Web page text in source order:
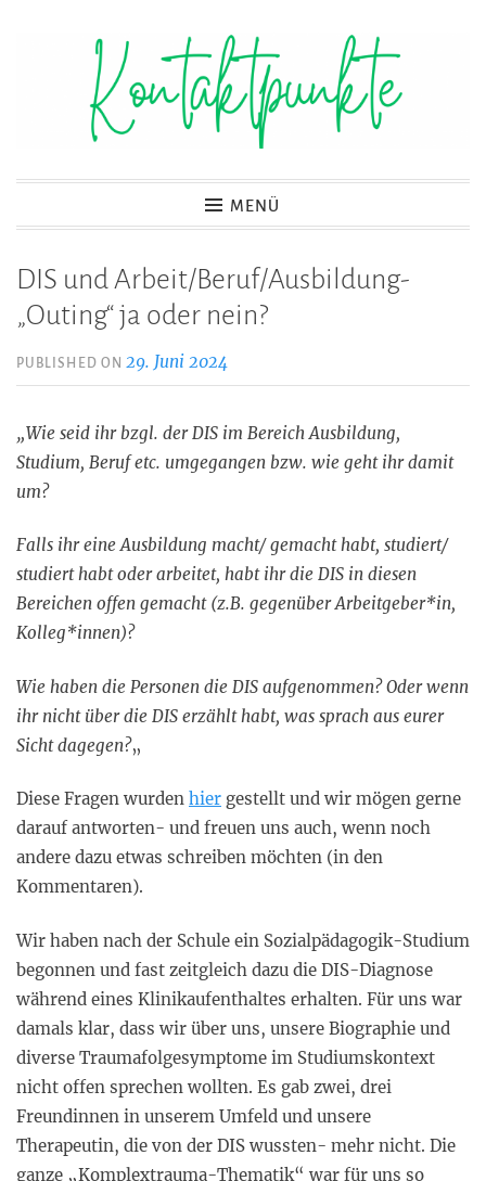
Kontaktpunkte
MENÜ
DIS und Arbeit/Beruf/Ausbildung-
„Outing“ ja oder nein?
PUBLISHED ON 29. Juni 2024
„Wie seid ihr bzgl. der DIS im Bereich Ausbildung,
Studium, Beruf etc. umgegangen bzw. wie geht ihr damit
um?
Falls ihr eine Ausbildung macht/ gemacht habt, studiert/
studiert habt oder arbeitet, habt ihr die DIS in diesen
Bereichen offen gemacht (z.B. gegenüber Arbeitgeber*in,
Kolleg*innen)?
Wie haben die Personen die DIS aufgenommen? Oder wenn
ihr nicht über die DIS erzählt habt, was sprach aus eurer
Sicht dagegen?„
Diese Fragen wurden hier gestellt und wir mögen gerne
darauf antworten- und freuen uns auch, wenn noch
andere dazu etwas schreiben möchten (in den
Kommentaren).
Wir haben nach der Schule ein Sozialpädagogik-Studium
begonnen und fast zeitgleich dazu die DIS-Diagnose
während eines Klinikaufenthaltes erhalten. Für uns war
damals klar, dass wir über uns, unsere Biographie und
diverse Traumafolgesymptome im Studiumskontext
nicht offen sprechen wollten. Es gab zwei, drei
Freundinnen in unserem Umfeld und unsere
Therapeutin, die von der DIS wussten- mehr nicht. Die
ganze „Komplextrauma-Thematik“ war für uns so